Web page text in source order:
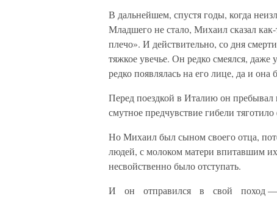
В дальнейшем, спустя годы, когда
Младшего не стало, Михаил сказал
плечо». И действительно, со дня
тяжкое увечье. Он редко смеялся,
редко появлялась на его лице, да и
Перед поездкой в Италию он пребывал
смутное предчувствие гибели тяготило
Но Михаил был сыном своего отца,
людей, с молоком матери впитавшим
несвойственно было отступать.
И он отправился в свой поход —